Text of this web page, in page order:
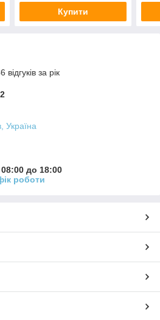
Купити
за рік
Україна
до 18:00
роботи